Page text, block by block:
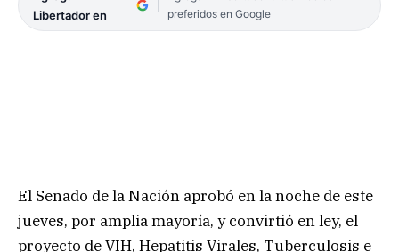
Libertador en
preferidos en Google
El Senado de la Nación aprobó en la noche de este
jueves, por amplia mayoría, y convirtió en ley, el
proyecto de VIH, Hepatitis Virales, Tuberculosis e